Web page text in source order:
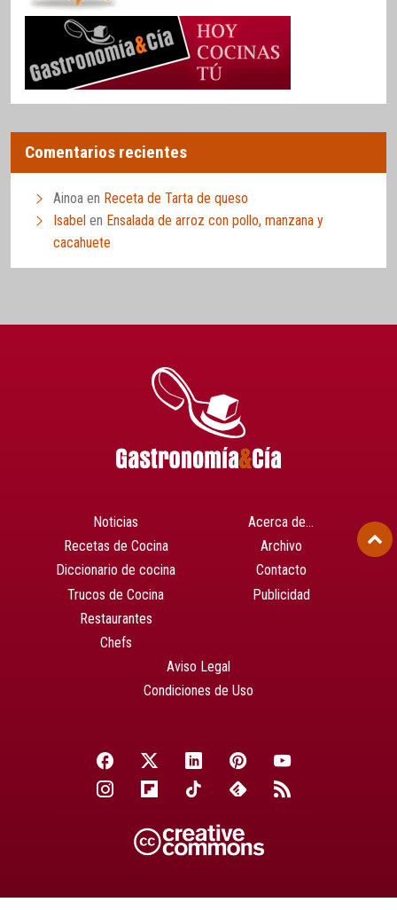
Comentarios recientes
Ainoa en Receta de Tarta de queso
Isabel en Ensalada de arroz con pollo, manzana y
cacahuete
Noticias
Recetas de Cocina
Diccionario de cocina
Trucos de Cocina
Restaurantes
Chefs
Acerca de…
Archivo
Contacto
Publicidad
Aviso Legal
Condiciones de Uso